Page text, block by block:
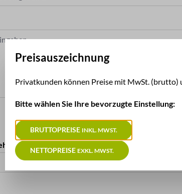
Loading...
geben Sie die oben abgebildeten Zeichen ein
Preisauszeichnung
Privatkunden können Preise mit MwSt. (brutto)
Bitte wählen Sie Ihre bevorzugte Einstellung:
BRUTTOPREISE INKL. MWST.
NETTOPREISE EXKL. MWST.